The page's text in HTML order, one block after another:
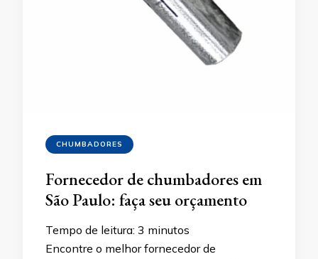
CHUMBADORES
Fornecedor de chumbadores em
São Paulo: faça seu orçamento
Tempo de leitura: 3 minutos
Encontre o melhor fornecedor de